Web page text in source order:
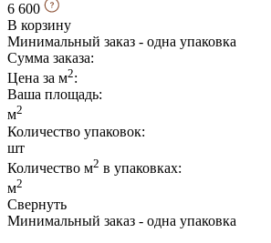
6 600
В корзину
Минимальный заказ - одна упаковка
Сумма заказа:
Цена за м2:
Ваша площадь:
м2
Количество упаковок:
шт
Количество м2 в упаковках:
м2
Свернуть
Минимальный заказ - одна упаковка